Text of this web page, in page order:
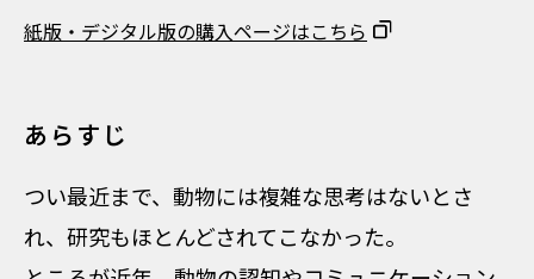
紙版・デジタル版の購入ページはこちら
あらすじ
つい最近まで、動物には複雑な思考はないとさ
れ、研究もほとんどされてこなかった。